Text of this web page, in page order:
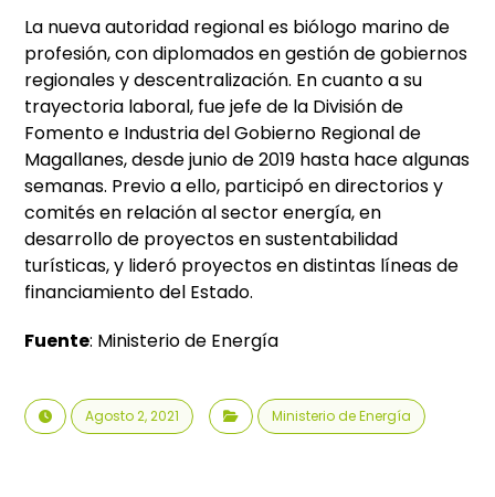
La nueva autoridad regional es biólogo marino de
profesión, con diplomados en gestión de gobiernos
regionales y descentralización. En cuanto a su
trayectoria laboral, fue jefe de la División de
Fomento e Industria del Gobierno Regional de
Magallanes, desde junio de 2019 hasta hace algunas
semanas. Previo a ello, participó en directorios y
comités en relación al sector energía, en
desarrollo de proyectos en sustentabilidad
turísticas, y lideró proyectos en distintas líneas de
financiamiento del Estado.
Fuente: Ministerio de Energía
Agosto 2, 2021 Ministerio de Energía